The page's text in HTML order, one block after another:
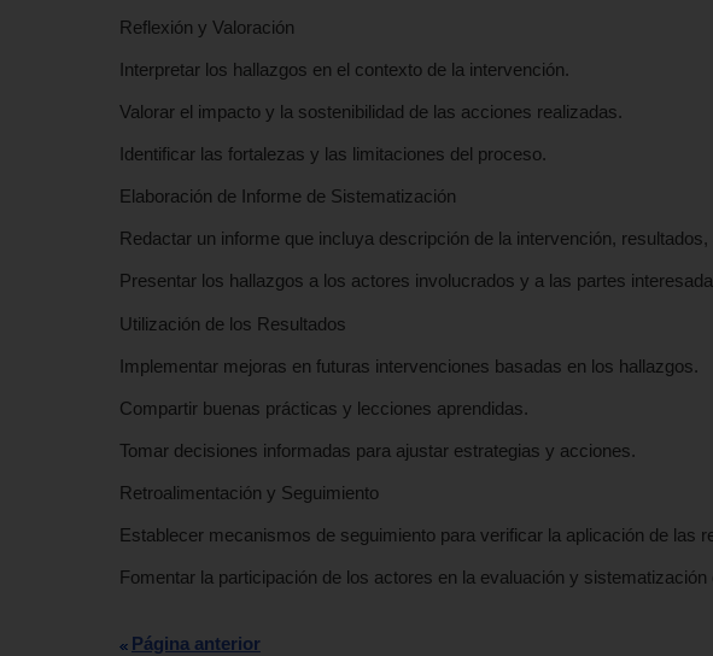
Reflexión y Valoración
Interpretar los hallazgos en el contexto de la intervención.
Valorar el impacto y la sostenibilidad de las acciones realizadas.
Identificar las fortalezas y las limitaciones del proceso.
Elaboración de Informe de Sistematización
Redactar un informe que incluya descripción de la intervención,
Presentar los hallazgos a los actores involucrados y a las partes
Utilización de los Resultados
Implementar mejoras en futuras intervenciones basadas en los hallazgos.
Compartir buenas prácticas y lecciones aprendidas.
Tomar decisiones informadas para ajustar estrategias y acciones.
Retroalimentación y Seguimiento
Establecer mecanismos de seguimiento para verificar la aplicación de las
Fomentar la participación de los actores en la evaluación y sistematización
Página anterior